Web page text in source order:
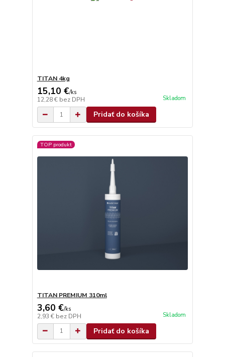
TITAN 4kg
15,10 €/ks
12,28 € bez DPH Skladom
Pridať do košíka
TOP produkt
TITAN PREMIUM 310ml
3,60 €/ks
2,93 € bez DPH Skladom
Pridať do košíka